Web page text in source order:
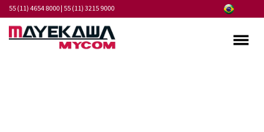
55 (11) 4654 8000| 55 (11) 3215 9000